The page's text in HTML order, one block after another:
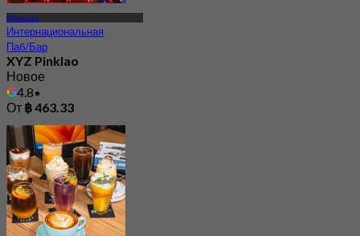
Пинклао
Интернациональная
Паб/Бар
XYZ Pinklao
Новое
4.8
От ฿ 463.33